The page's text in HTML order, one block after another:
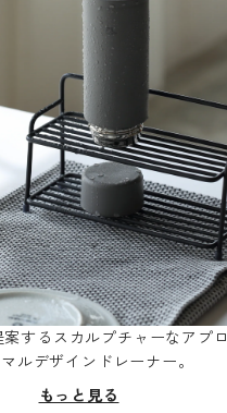
するスカルプチャーなアプロ
ルデザインドレーナー。
もっと見る